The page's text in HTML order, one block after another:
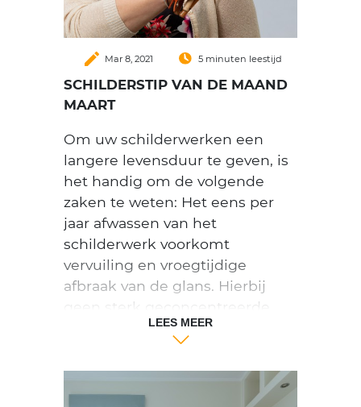
create Mar 8, 2021 5 minuten leestijd
SCHILDERSTIP VAN DE MAAND
MAART
Om uw schilderwerken een
langere levensduur te geven, is
het handig om de volgende
zaken te weten: Het eens per
jaar afwassen van het
schilderwerk voorkomt
vervuiling en vroegtijdige
afbraak van de glans. Hierbij
geen sterk geconcentreerde
reinigingsmiddelen gebruiken.
Het in conditie houden of laten
houden van uw
LEES MEER